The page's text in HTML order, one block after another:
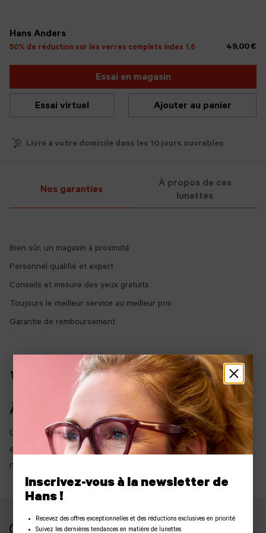
Hans Anders
50% de réduction sur les verres complets index 1.6 49,00 €
Essai en magasin
Essai virtuel Ajouter au panier
Livré à votre domicile dans les 10 jours ouvrables
Nos garanties
À propos de ces
lunettes
À propos de ces lunettes
Ces lunettes de soleil de la collection Hans Anders sont or,
et de forme rectangulaire. La monture est fabriquée en
métal.
Bien sûr, un magasin à proximité
Personnel qualifié et expert
Conseils et mesure des yeux gratuits
Toujours le meilleur service au meilleur prix
Garantie de remboursement
Inscrivez-vous à la newsletter de
Hans !
Recevez des offres exceptionnelles et des réductions exclusives en priorité
Suivez les dernières tendances en matière de lunettes